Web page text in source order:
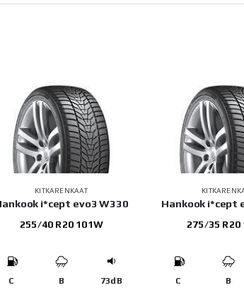
KITKARENKAAT
i*cept evo3 W330
255/40 R20 101W
C B 73dB
Hankook i*cept
275/35 R20
C B